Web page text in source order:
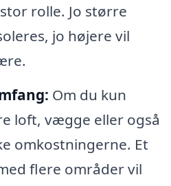
rolle. Jo større
jo højere vil
Om du kun
loft, vægge eller også
omkostningerne. Et
flere områder vil